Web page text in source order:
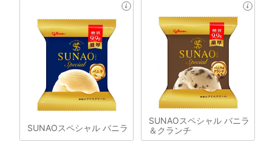
SUNAOスペシャル バニラ
SUNAOスペシャル バニラ
＆クランチ